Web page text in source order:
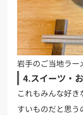
岩手のご当地ラー
4.スイーツ・
これもみんな好
すいものだと思う